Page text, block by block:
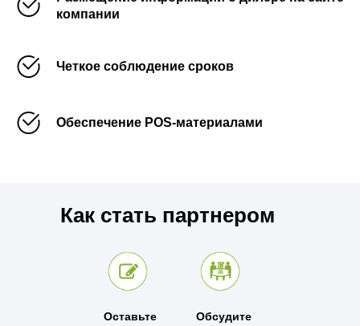
компании
Четкое соблюдение сроков
Обеспечение POS-материалами
Как стать партнером
Оставьте
Обсудите